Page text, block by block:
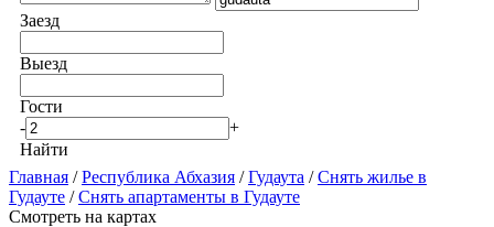
Заезд
Выезд
Гости
-
+
Найти
Главная /Республика Абхазия /Гудаута /Снять жилье в
Гудауте /Снять апартаменты в Гудауте
Смотреть на картах